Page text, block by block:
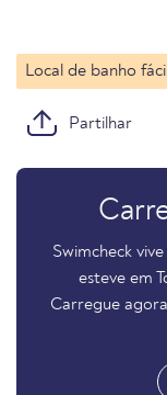
Local de banho fácil
Partilhar
Swimcheck
esteve em
Carregue